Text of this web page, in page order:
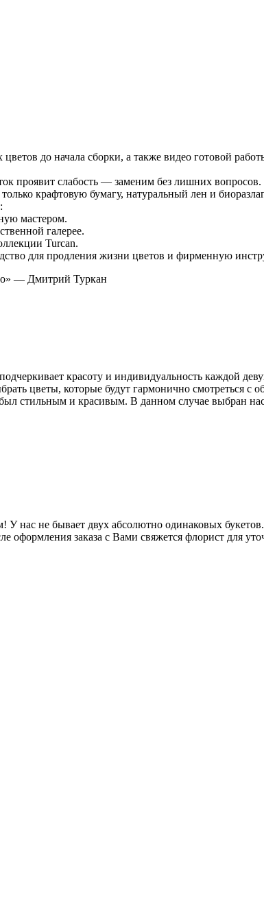
до начала сборки, а также видео готовой
проявит слабость — заменим без лишних вопросов.
крафтовую бумагу, натуральный лен и
мастером.
галерее.
Turcan.
для продления жизни цветов и фирменную
— Дмитрий Туркан
красоту и индивидуальность каждой
цветы, которые будут гармонично смотреться с
стильным и красивым. В данном случае выбран
нас не бывает двух абсолютно одинаковых
оформления заказа с Вами свяжется флорист для